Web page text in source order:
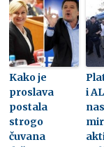
Kako je
proslava
postala
strogo
čuvana
i